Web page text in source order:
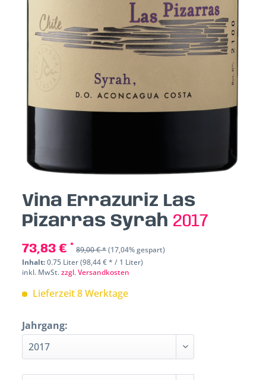
Vina Errazuriz Las
Pizarras Syrah 2017
73,83 € * 89,00 € *(17,04% gespart)
Inhalt:0.75 Liter (98,44 € * / 1 Liter)
inkl. MwSt.zzgl. Versandkosten
Lieferzeit 8 Werktage
Jahrgang: